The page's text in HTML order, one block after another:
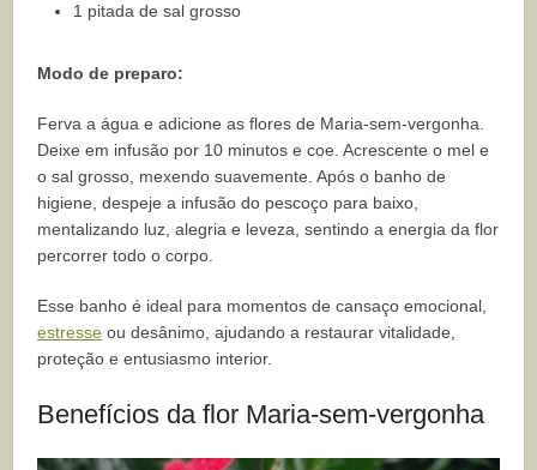
1 pitada de sal grosso
Modo de preparo:
Ferva a água e adicione as flores de Maria-sem-vergonha.
Deixe em infusão por 10 minutos e coe. Acrescente o mel e
o sal grosso, mexendo suavemente. Após o banho de
higiene, despeje a infusão do pescoço para baixo,
mentalizando luz, alegria e leveza, sentindo a energia da flor
percorrer todo o corpo.
Esse banho é ideal para momentos de cansaço emocional,
estresse ou desânimo, ajudando a restaurar vitalidade,
proteção e entusiasmo interior.
Benefícios da flor Maria-sem-vergonha